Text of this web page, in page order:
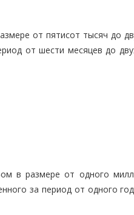
от пятисот тысяч до
от шести месяцев до
в размере от одного
за период от одного